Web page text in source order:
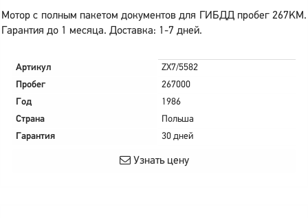
Мотор с полным пакетом документов для ГИБДД пробег 267KM.
Гарантия до 1 месяца. Доставка: 1-7 дней.
Артикул
ZX7/5582
Пробег
267000
Год
1986
Страна
Польша
Гарантия
30 дней
Узнать цену